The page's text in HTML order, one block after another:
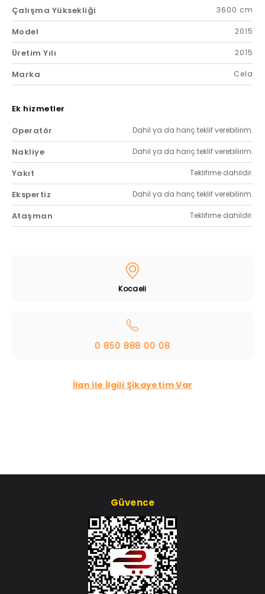
Çalışma Yüksekliği 3600 cm
Model 2015
Üretim Yılı 2015
Marka Cela
Ek hizmetler
Operatör
Dahil ya da hariç teklif verebilirim.
Nakliye Dahil ya da hariç teklif verebilirim.
Yakıt Teklifime dahildir.
Ekspertiz Dahil ya da hariç teklif verebilirim.
Ataşman Teklifime dahildir.
Kocaeli
0 850 888 00 08
İlan ile İlgili Şikayetim Var
Güvence